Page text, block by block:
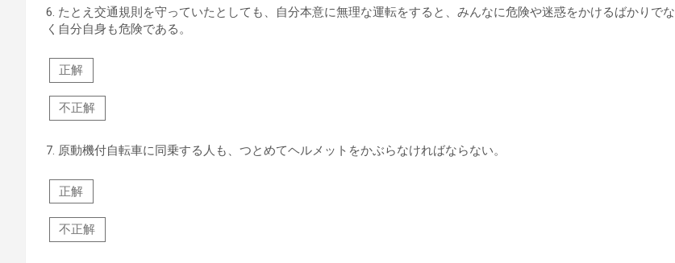
6. たとえ交通規則を守っていたとしても、自分本意に無理な運転をすると、みんなに危険や迷惑をかけるばかりでな
く自分自身も危険である。
正解
不正解
7. 原動機付自転車に同乗する人も、つとめてヘルメットをかぶらなければならない。
正解
不正解